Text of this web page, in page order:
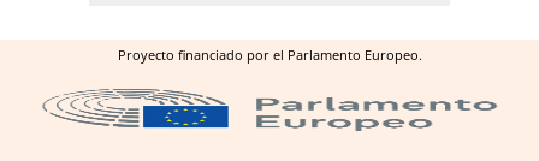
Proyecto financiado por el Parlamento Europeo.